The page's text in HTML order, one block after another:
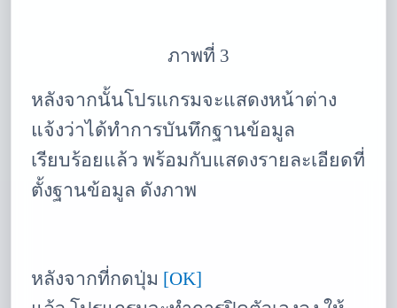
ภาพที่ 3
หลังจากนั้นโปรแกรมจะแสดงหน้าต่าง
แจ้งว่าได้ทำการบันทึกฐานข้อมูล
เรียบร้อยแล้ว พร้อมกับแสดงรายละเอียดที่
ตั้งฐานข้อมูล ดังภาพ
หลังจากที่กดปุ่ม [OK]